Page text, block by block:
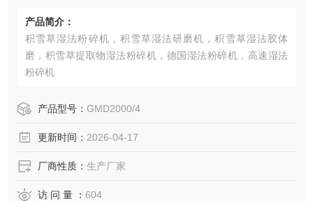
产品简介：
积雪草湿法粉碎机，积雪草湿法研磨机，积雪草湿法胶体
磨，积雪草提取物湿法粉碎机，德国湿法粉碎机，高速湿法
粉碎机
产品型号： GMD2000/4
更新时间： 2026-04-17
厂商性质： 生产厂家
访 问 量 ： 604